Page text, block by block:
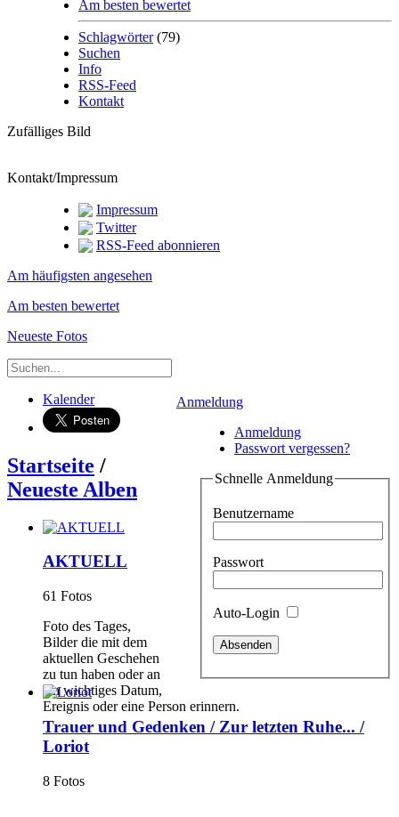
Am besten bewertet
Schlagwörter(79)
Suchen
Info
RSS-Feed
Kontakt
Zufälliges Bild
Kontakt/Impressum
Impressum
Twitter
RSS-Feed abonnieren
Am häufigsten angesehen
Am besten bewertet
Neueste Fotos
Anmeldung
Anmeldung
Passwort vergessen?
Schnelle Anmeldung
Benutzername
Passwort
Auto-Login
Kalender
Startseite /
Neueste Alben
AKTUELL
61 Fotos
Foto des Tages,
Bilder die mit dem
aktuellen Geschehen
zu tun haben oder an
ein wichtiges Datum,
Ereignis oder eine Person erinnern.
Trauer und Gedenken / Zur letzten Ruhe... /
Loriot
8 Fotos